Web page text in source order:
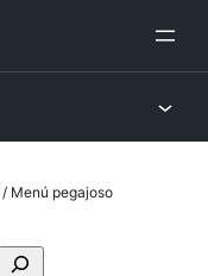
/ Menú pegajoso